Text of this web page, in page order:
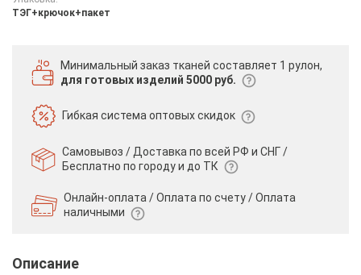
ТЭГ+крючок+пакет
Минимальный заказ тканей составляет 1 рулон,
для готовых изделий 5000 руб.
Гибкая системаоптовых скидок
Самовывоз / Доставка по всей РФ и СНГ /
Бесплатно по городу и до ТК
Онлайн-оплата / Оплата по счету /Оплата
наличными
Описание